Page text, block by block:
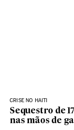
CRISE NO HAITI
Sequestro de
nas mãos de